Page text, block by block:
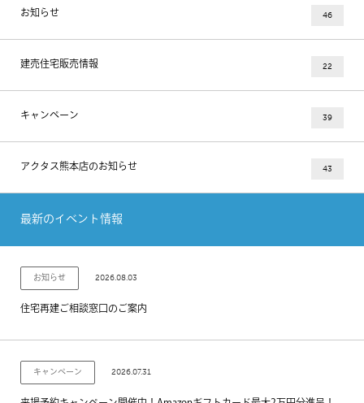
お知らせ 46
建売住宅販売情報 22
キャンペーン 39
アクタス熊本店のお知らせ 43
最新のイベント情報
お知らせ 2026.08.03
住宅再建ご相談窓口のご案内
キャンペーン 2026.07.31